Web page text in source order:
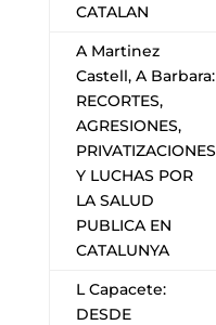
CATALAN
A Martinez
Castell, A Barbara:
RECORTES,
AGRESIONES,
PRIVATIZACIONES
Y LUCHAS POR
LA SALUD
PUBLICA EN
CATALUNYA
L Capacete:
DESDE